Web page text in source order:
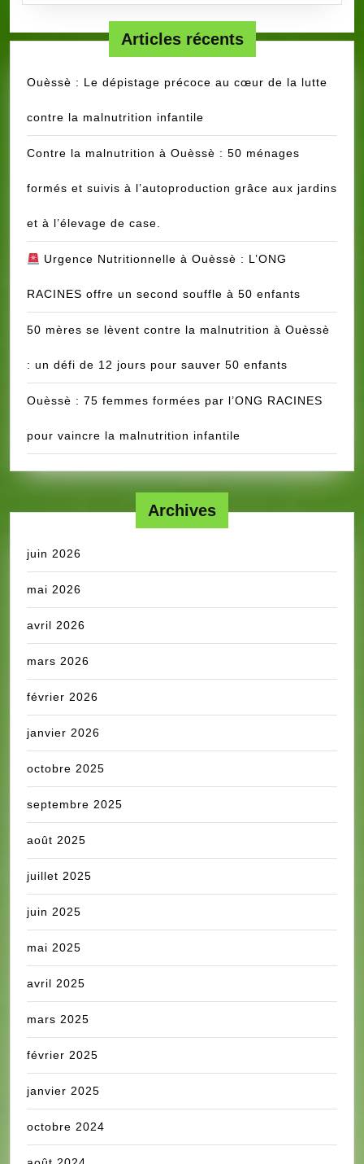
Articles récents
Ouèssè : Le dépistage précoce au cœur de la lutte
contre la malnutrition infantile
Contre la malnutrition à Ouèssè : 50 ménages
formés et suivis à l’autoproduction grâce aux jardins
et à l’élevage de case.
Urgence Nutritionnelle à Ouèssè : L’ONG
RACINES offre un second souffle à 50 enfants
50 mères se lèvent contre la malnutrition à Ouèssè
: un défi de 12 jours pour sauver 50 enfants
Ouèssè : 75 femmes formées par l’ONG RACINES
pour vaincre la malnutrition infantile
Archives
juin 2026
mai 2026
avril 2026
mars 2026
février 2026
janvier 2026
octobre 2025
septembre 2025
août 2025
juillet 2025
juin 2025
mai 2025
avril 2025
mars 2025
février 2025
janvier 2025
octobre 2024